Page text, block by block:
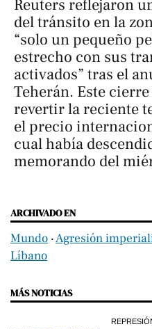
Reuters reflejaron
del tránsito en la
“solo un pequeño
estrecho con sus
activados” tras el
Teherán. Este
revertir la reciente
el precio
cual había
memorando del
ARCHIVADO EN
Mundo ‧Agresión
Líbano
MÁS NOTICIAS